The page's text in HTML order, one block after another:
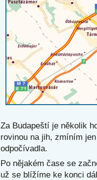
Za Budapeští je několik
rovinou na jih, zmíním
odpočívadla.
Po nějakém čase se
už se blížíme ke konci